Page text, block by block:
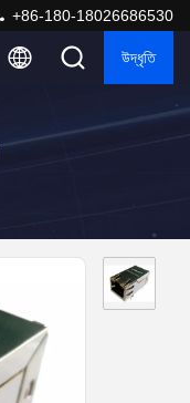
+86-180-18026686530
উদ্ধৃতি